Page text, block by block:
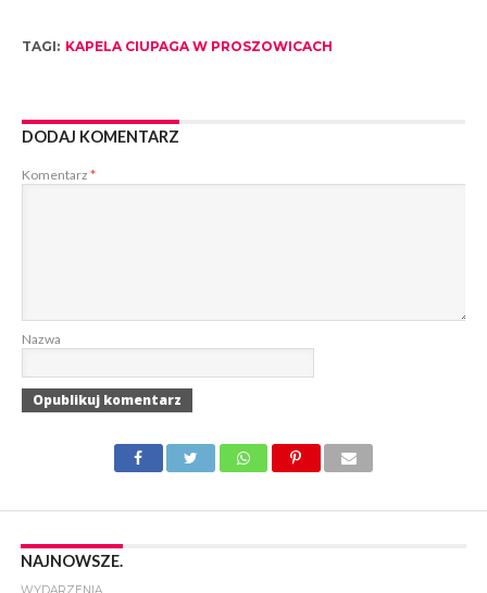
TAGI: KAPELA CIUPAGA W PROSZOWICACH
DODAJ KOMENTARZ
Komentarz *
Nazwa
NAJNOWSZE.